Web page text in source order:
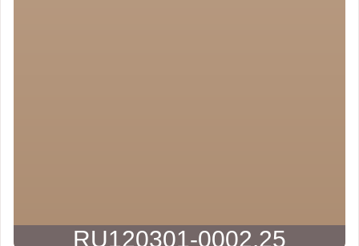
RU120301-0002.25